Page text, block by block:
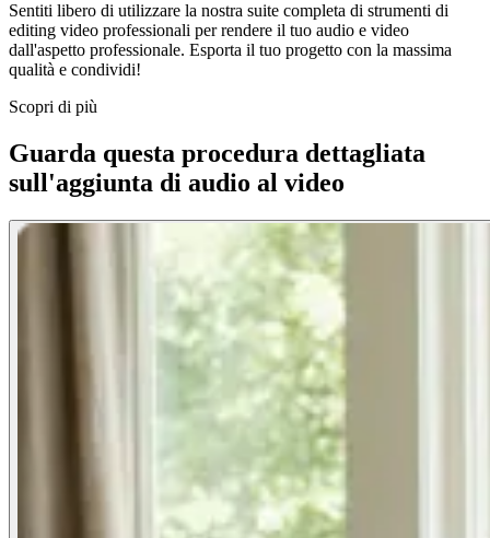
Sentiti libero di utilizzare la nostra suite completa di strumenti di
editing video professionali per rendere il tuo audio e video
dall'aspetto professionale. Esporta il tuo progetto con la massima
qualità e condividi!
Scopri di più
Guarda questa procedura dettagliata
sull'aggiunta di audio al video